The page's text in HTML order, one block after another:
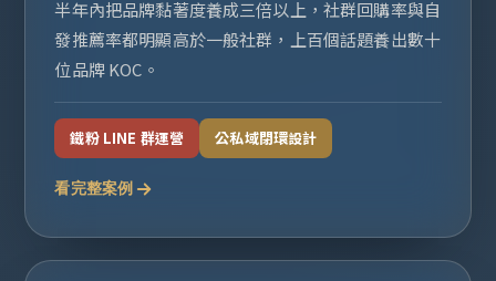
半年內把品牌黏著度養成三倍以上，社群回購率與自
發推薦率都明顯高於一般社群，上百個話題養出數十
位品牌 KOC。
鐵粉 LINE 群運營 公私域閉環設計
看完整案例